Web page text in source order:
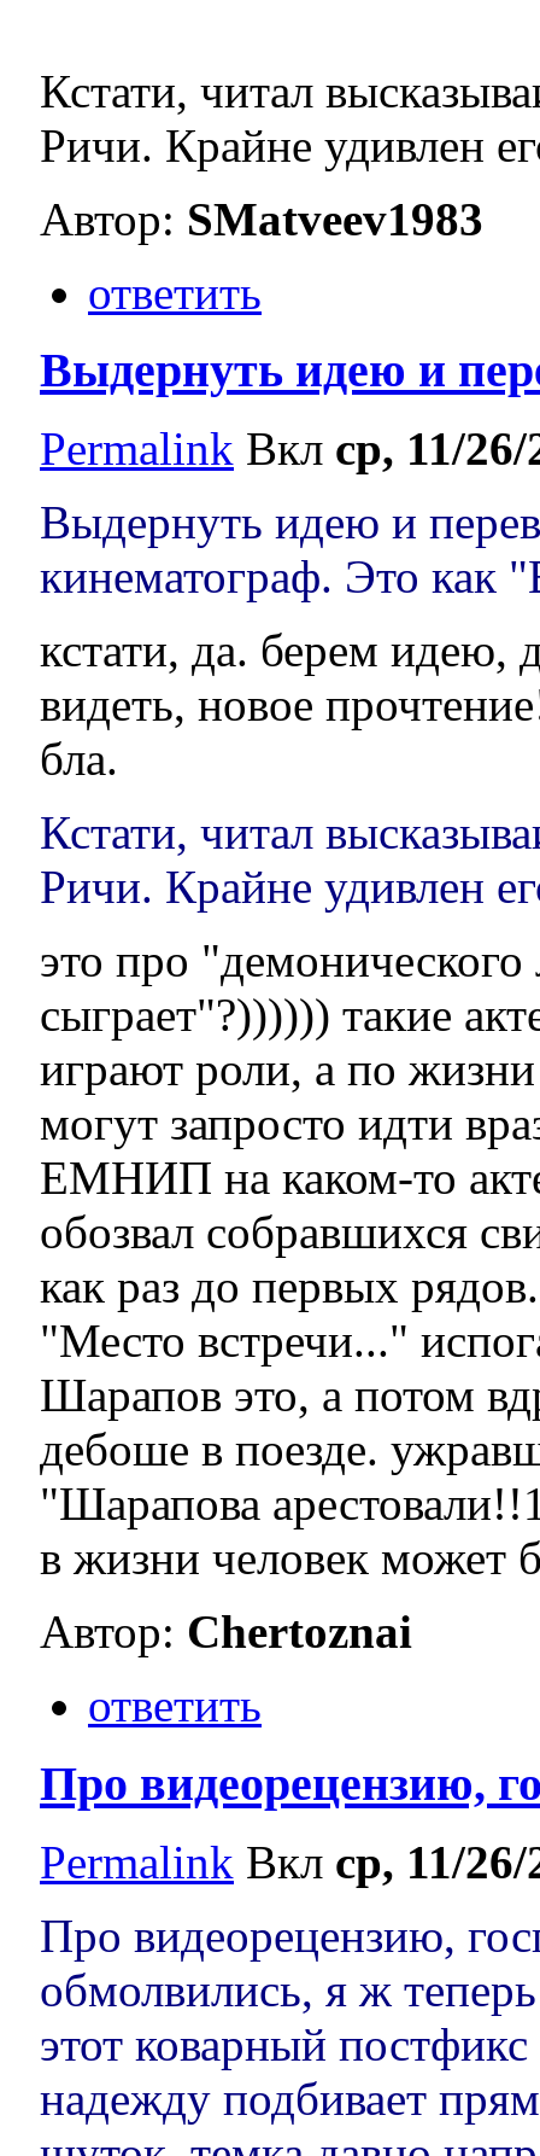
Кстати, читал
Ричи. Крайне удивлен
Автор: SMatveev1983
ответить
Выдернуть идею и
Permalink Вкл ср, 11/
Выдернуть идею и
кинематограф. Это как
кстати, да. берем идею,
видеть, новое
бла.
Кстати, читал
Ричи. Крайне удивлен
это про
сыграет"?)))))) такие
играют роли, а по
могут запросто идти
ЕМНИП на каком-то
обозвал собравшихся
как раз до первых
"Место встречи..."
Шарапов это, а потом
дебоше в поезде.
"Шарапова
в жизни человек может
Автор: Chertoznai
ответить
Про видеорецензию,
Permalink Вкл ср, 11/
Про видеорецензию,
обмолвились, я ж
этот коварный
надежду подбивает